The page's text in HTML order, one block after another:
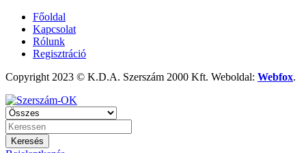
Főoldal
Kapcsolat
Rólunk
Regisztráció
Copyright 2023 © K.D.A. Szerszám 2000 Kft. Weboldal: Webfox.
Keresés